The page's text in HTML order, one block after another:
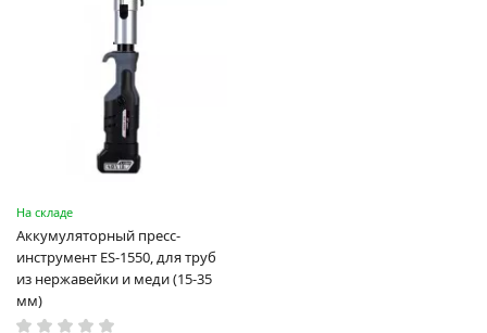
На складе
Аккумуляторный пресс-
инструмент ES-1550, для труб
из нержавейки и меди (15-35
мм)